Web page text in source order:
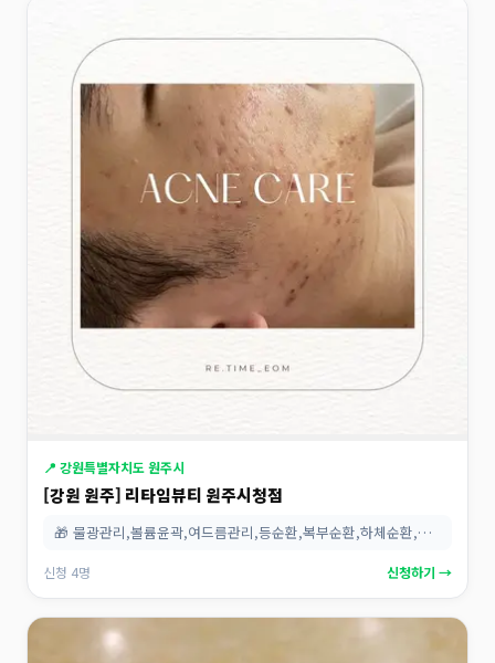
📍 강원특별자치도 원주시
[강원 원주] 리타임뷰티 원주시청점
🎁 물광관리,볼륨윤곽,여드름관리,등순환,복부순환,하체순환,…
신청 4명 신청하기 →